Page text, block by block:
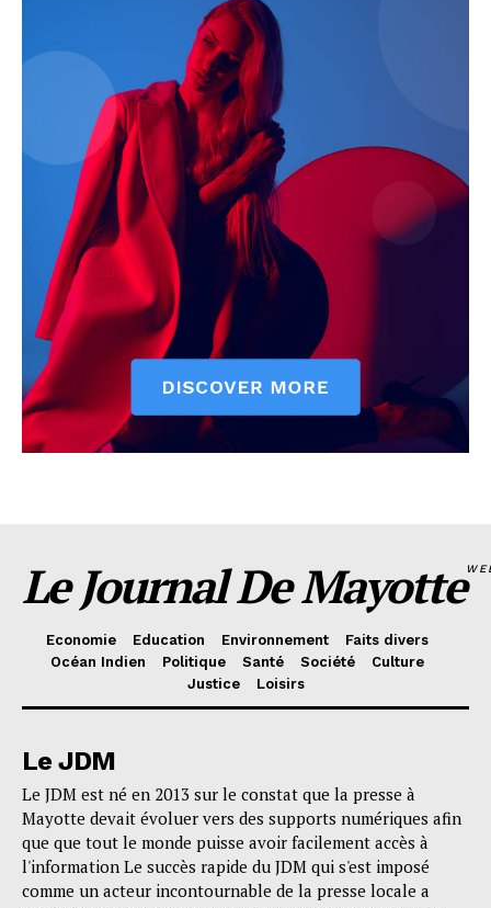
Le Journal De Mayotte
Economie Education Environnement
Faits divers
Océan Indien
Politique Santé Société
Culture
Justice
Loisirs
Le JDM
Le JDM est né en 2013 sur le constat que la presse à
Mayotte devait évoluer vers des supports numériques afin
que que tout le monde puisse avoir facilement accès à
l'information Le succès rapide du JDM qui s'est imposé
comme un acteur incontournable de la presse locale a